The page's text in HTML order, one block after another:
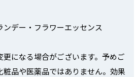
デー・フラワーエッセンス
になる場合がございます。予めご
粧品や医薬品ではありません。効果